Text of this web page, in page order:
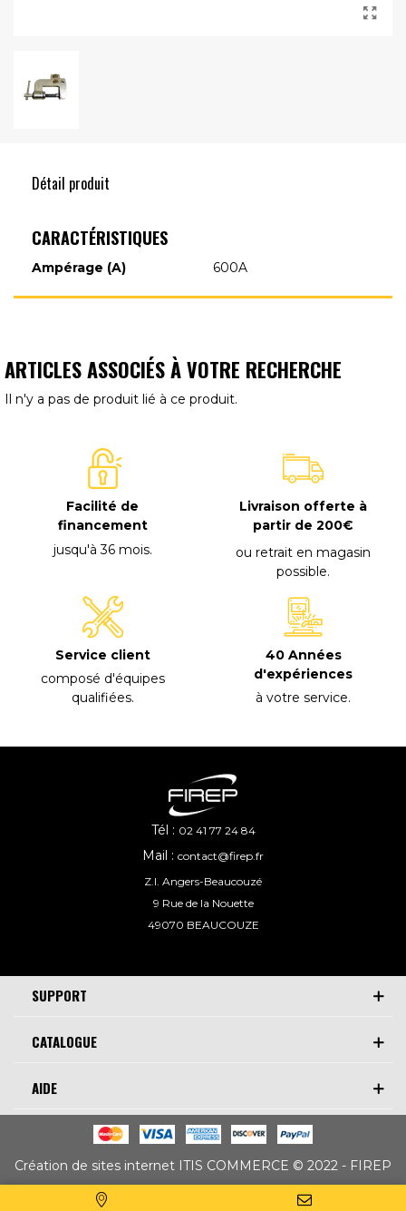
Détail produit
CARACTÉRISTIQUES
Ampérage (A) 600A
ARTICLES ASSOCIÉS À VOTRE RECHERCHE
Il n'y a pas de produit lié à ce produit.
Facilité de
financement
jusqu'à 36 mois.
Livraison offerte à
partir de 200€
ou retrait en magasin
possible.
Service client
composé d'équipes
qualifiées.
40 Années
d'expériences
à votre service.
AIDE
CATALOGUE
SUPPORT
Tél : 02 41 77 24 84
Mail : contact@firep.fr
Z.I. Angers-Beaucouzé
9 Rue de la Nouette
49070 BEAUCOUZE
Création de sites internet ITIS COMMERCE © 2022 - FIREP